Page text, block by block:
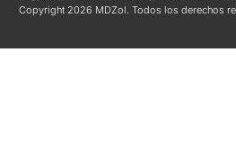
Copyright 2026 MDZol. Todos los derechos